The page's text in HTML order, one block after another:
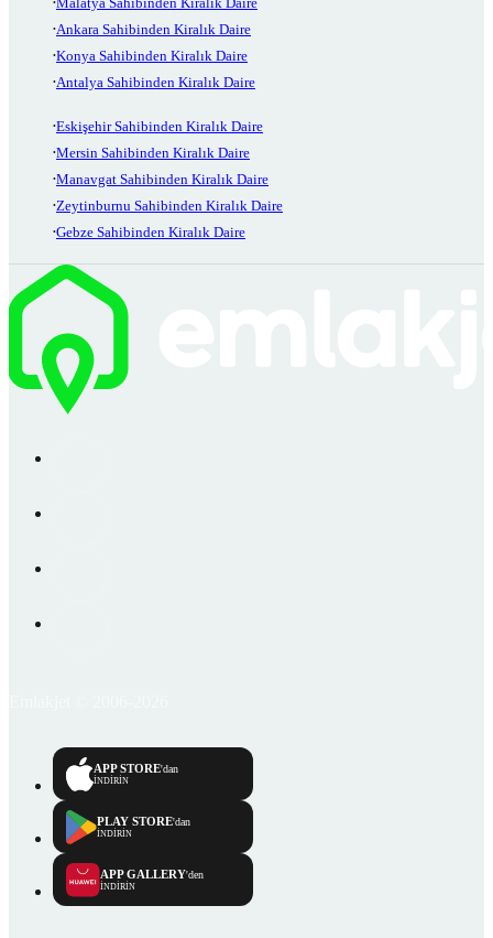
Ankara Sahibinden Kiralık Daire
Konya Sahibinden Kiralık Daire
Antalya Sahibinden Kiralık Daire
Eskişehir Sahibinden Kiralık Daire
Mersin Sahibinden Kiralık Daire
Manavgat Sahibinden Kiralık Daire
Zeytinburnu Sahibinden Kiralık Daire
Gebze Sahibinden Kiralık Daire
APP STORE'dan
İNDİRİN
PLAY STORE'dan
İNDİRİN
APP GALLERY'den
İNDİRİN